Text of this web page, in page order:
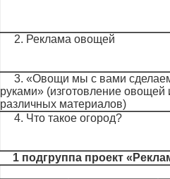
2. Реклама овощей
3. «Овощи мы с вами
руками» (изготовление овощей
различных материалов)
4. Что такое огород?
1 подгруппа проект